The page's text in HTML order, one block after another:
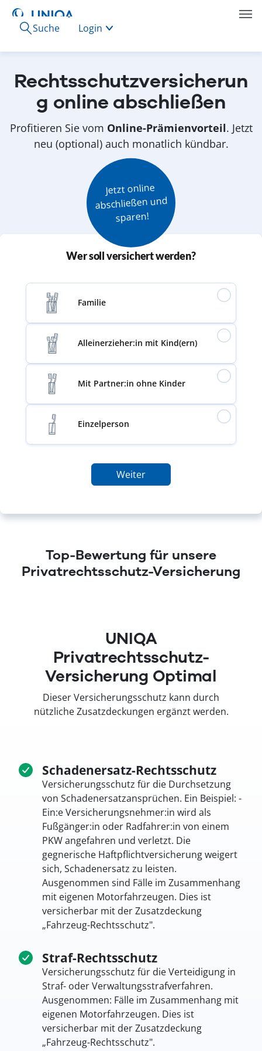
Suche Login
Rechtsschutzversicherun
g online abschließen
Profitieren Sie vom Online-Prämienvorteil. Jetzt
neu (optional) auch monatlich kündbar.
Jetzt online
abschließen und
sparen!
Wer soll versichert werden?
Familie
Alleinerzieher:in mit Kind(ern)
Mit Partner:in ohne Kinder
Einzelperson
Weiter
Top-Bewertung für unsere
Privatrechtsschutz-Versicherung
UNIQA
Privatrechtsschutz-
Versicherung Optimal
Dieser Versicherungsschutz kann durch
nützliche Zusatzdeckungen ergänzt werden.
Schadenersatz-Rechtsschutz
Versicherungsschutz für die Durchsetzung
von Schadenersatzansprüchen. Ein Beispiel: ­
Ein:e Versicherungsnehmer:in wird als
Fußgänger:in oder Radfahrer:in von einem
PKW angefahren und verletzt. Die
gegnerische Haftpflichtversicherung weigert
sich, Schadenersatz zu leisten.
Ausgenommen sind Fälle im Zusammenhang
mit eigenen Motorfahrzeugen. Dies ist
versicherbar mit der Zusatzdeckung
„Fahrzeug-Rechtsschutz".
Straf-Rechtsschutz
Versicherungsschutz für die Verteidigung in
Straf- oder Verwaltungsstrafverfahren.
Ausgenommen: Fälle im Zusammenhang mit
eigenen Motorfahrzeugen. Dies ist
versicherbar mit der Zusatzdeckung
„Fahrzeug-Rechtsschutz".